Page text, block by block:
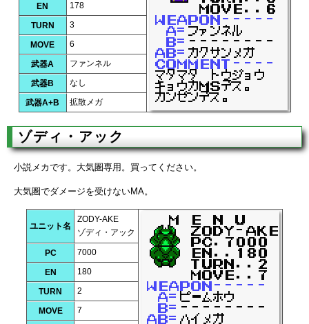
EN 178
TURN 3
MOVE 6
武器A ファンネル
武器B なし
武器A+B 拡散メガ
ゾディ・アック
小説メカです。大気圏専用。買ってください。
大気圏でダメージを受けないMA。
ユニット名
ZODY-AKE
ゾディ・アック
PC 7000
EN 180
TURN 2
MOVE 7